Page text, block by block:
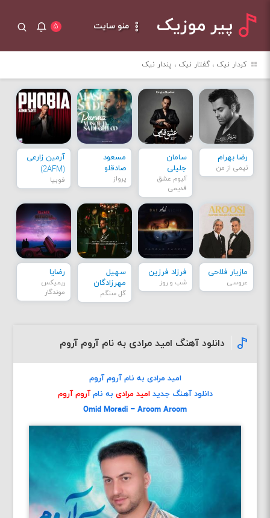
پیر موزیک منو سایت ۵
کردار نیک ، گفتار نیک ، پندار نیک
رضا بهرام
نیمی از من
سامان
جلیلی
آلبوم عشق
قدیمی
مسعود
صادقلو
پرواز
آرمین زارعی
(2AFM)
فوبیا
مازیار فلاحی
عروسی
فرزاد فرزین
شب و روز
سهیل
مهرزادگان
گل سنگم
رضایا
ریمیکس
موندگار
دانلود آهنگ امید مرادی به نام آروم آروم
امید مرادی به نام آروم آروم
دانلود آهنگ جدید امید مرادی به نامآروم آروم
Omid Moradi – Aroom Aroom